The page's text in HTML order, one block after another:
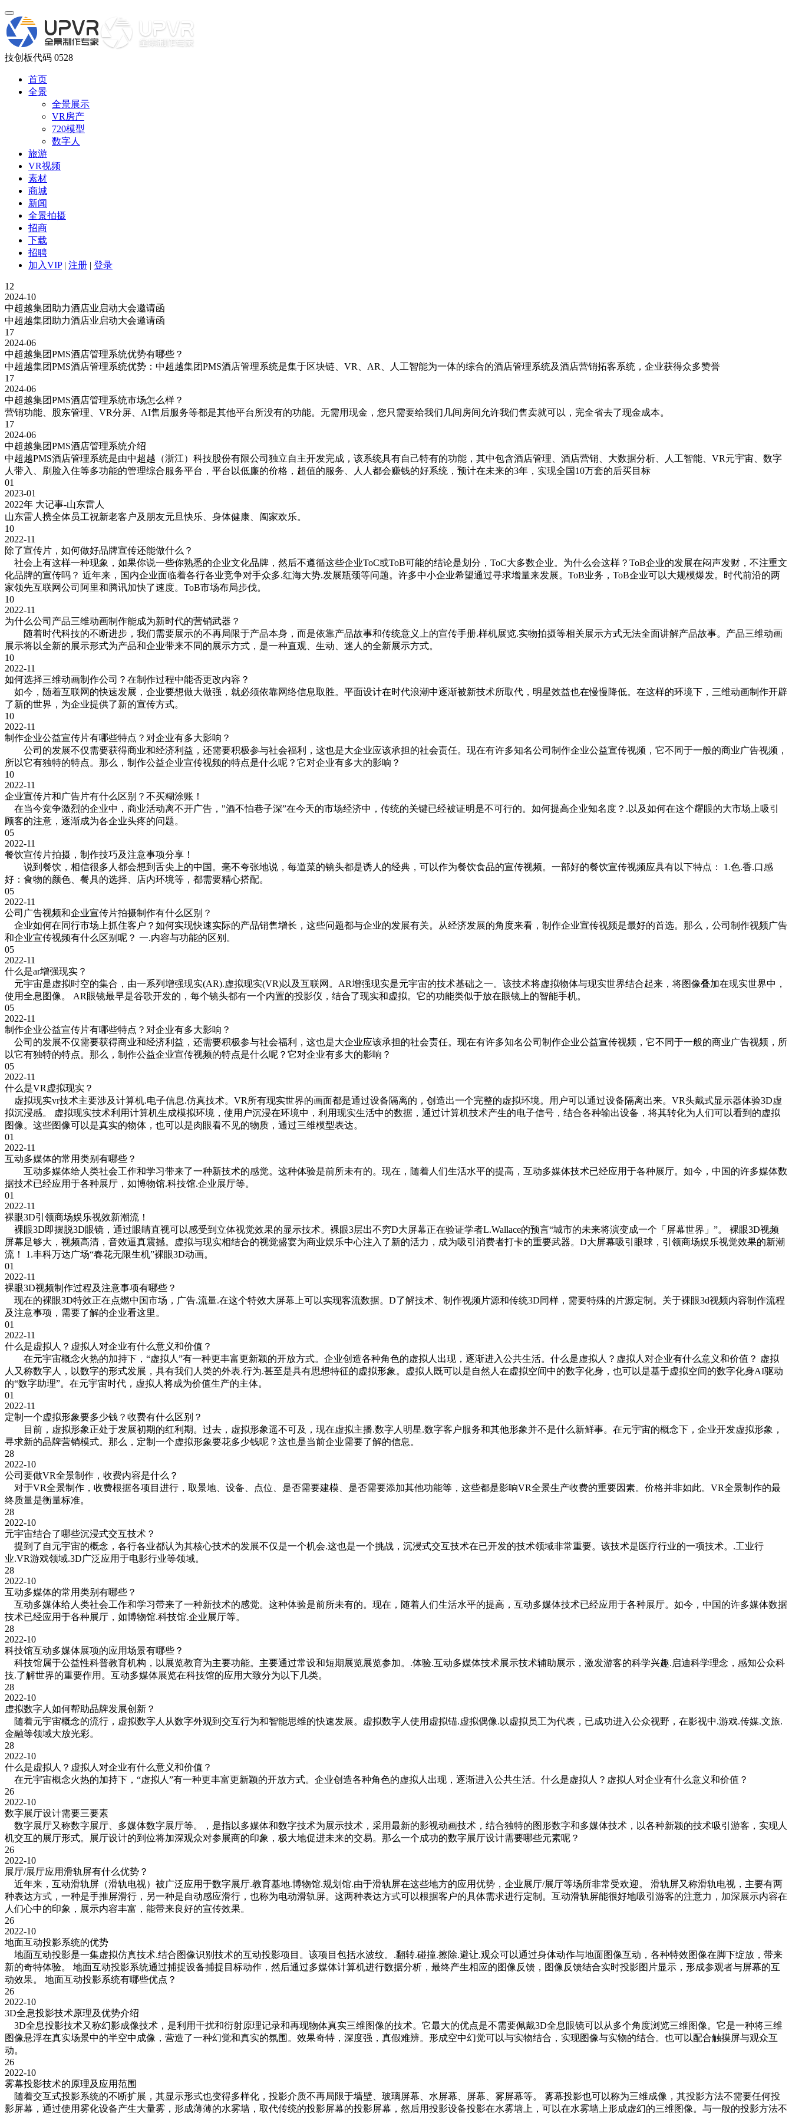
技创板代码 0528
首页
全景
全景展示
VR房产
720模型
数字人
旅游
VR视频
素材
商城
新闻
全景拍摄
招商
下载
招聘
加入VIP | 注册 | 登录
12
2024-10
中超越集团助力酒店业启动大会邀请函
中超越集团助力酒店业启动大会邀请函
17
2024-06
中超越集团PMS酒店管理系统优势有哪些？
中超越集团PMS酒店管理系统优势：中超越集团PMS酒店管理系统是集于区块链、VR、AR、人工智能为一体的综合的酒店管理系统及酒店营销拓客系统，企业获得众多赞誉
17
2024-06
中超越集团PMS酒店管理系统市场怎么样？
营销功能、股东管理、VR分屏、AI售后服务等都是其他平台所没有的功能。无需用现金，您只需要给我们几间房间允许我们售卖就可以，完全省去了现金成本。
17
2024-06
中超越集团PMS酒店管理系统介绍
中超越PMS酒店管理系统是由中超越（浙江）科技股份有限公司独立自主开发完成，该系统具有自己特有的功能，其中包含酒店管理、酒店营销、大数据分析、人工智能、VR元宇宙、数字
人带入、刷脸入住等多功能的管理综合服务平台，平台以低廉的价格，超值的服务、人人都会赚钱的好系统，预计在未来的3年，实现全国10万套的后买目标
01
2023-01
2022年 大记事-山东雷人
山东雷人携全体员工祝新老客户及朋友元旦快乐、身体健康、阖家欢乐。
10
2022-11
除了宣传片，如何做好品牌宣传还能做什么？
社会上有这样一种现象，如果你说一些你熟悉的企业文化品牌，然后不遵循这些企业ToC或ToB可能的结论是划分，ToC大多数企业。为什么会这样？ToB企业的发展在闷声发财，不注重文
化品牌的宣传吗？ 近年来，国内企业面临着各行各业竞争对手众多.红海大势.发展瓶颈等问题。许多中小企业希望通过寻求增量来发展。ToB业务，ToB企业可以大规模爆发。时代前沿的两
家领先互联网公司阿里和腾讯加快了速度。ToB市场布局步伐。
10
2022-11
为什么公司产品三维动画制作能成为新时代的营销武器？
随着时代科技的不断进步，我们需要展示的不再局限于产品本身，而是依靠产品故事和传统意义上的宣传手册.样机展览.实物拍摄等相关展示方式无法全面讲解产品故事。产品三维动画
展示将以全新的展示形式为产品和企业带来不同的展示方式，是一种直观、生动、迷人的全新展示方式。
10
2022-11
如何选择三维动画制作公司？在制作过程中能否更改内容？
如今，随着互联网的快速发展，企业要想做大做强，就必须依靠网络信息取胜。平面设计在时代浪潮中逐渐被新技术所取代，明星效益也在慢慢降低。在这样的环境下，三维动画制作开辟
了新的世界，为企业提供了新的宣传方式。
10
2022-11
制作企业公益宣传片有哪些特点？对企业有多大影响？
公司的发展不仅需要获得商业和经济利益，还需要积极参与社会福利，这也是大企业应该承担的社会责任。现在有许多知名公司制作企业公益宣传视频，它不同于一般的商业广告视频，
所以它有独特的特点。那么，制作公益企业宣传视频的特点是什么呢？它对企业有多大的影响？
10
2022-11
企业宣传片和广告片有什么区别？不买糊涂账！
在当今竞争激烈的企业中，商业活动离不开广告，"酒不怕巷子深”在今天的市场经济中，传统的关键已经被证明是不可行的。如何提高企业知名度？.以及如何在这个耀眼的大市场上吸引
顾客的注意，逐渐成为各企业头疼的问题。
05
2022-11
餐饮宣传片拍摄，制作技巧及注意事项分享！
说到餐饮，相信很多人都会想到舌尖上的中国。毫不夸张地说，每道菜的镜头都是诱人的经典，可以作为餐饮食品的宣传视频。一部好的餐饮宣传视频应具有以下特点： 1.色.香.口感
好：食物的颜色、餐具的选择、店内环境等，都需要精心搭配。
05
2022-11
公司广告视频和企业宣传片拍摄制作有什么区别？
企业如何在同行市场上抓住客户？如何实现快速实际的产品销售增长，这些问题都与企业的发展有关。从经济发展的角度来看，制作企业宣传视频是最好的首选。那么，公司制作视频广告
和企业宣传视频有什么区别呢？ 一.内容与功能的区别。
05
2022-11
什么是ar增强现实？
元宇宙是虚拟时空的集合，由一系列增强现实(AR).虚拟现实(VR)以及互联网。AR增强现实是元宇宙的技术基础之一。该技术将虚拟物体与现实世界结合起来，将图像叠加在现实世界中，
使用全息图像。 AR眼镜最早是谷歌开发的，每个镜头都有一个内置的投影仪，结合了现实和虚拟。它的功能类似于放在眼镜上的智能手机。
05
2022-11
制作企业公益宣传片有哪些特点？对企业有多大影响？
公司的发展不仅需要获得商业和经济利益，还需要积极参与社会福利，这也是大企业应该承担的社会责任。现在有许多知名公司制作企业公益宣传视频，它不同于一般的商业广告视频，所
以它有独特的特点。那么，制作公益企业宣传视频的特点是什么呢？它对企业有多大的影响？
05
2022-11
什么是VR虚拟现实？
虚拟现实vr技术主要涉及计算机.电子信息.仿真技术。VR所有现实世界的画面都是通过设备隔离的，创造出一个完整的虚拟环境。用户可以通过设备隔离出来。VR头戴式显示器体验3D虚
拟沉浸感。 虚拟现实技术利用计算机生成模拟环境，使用户沉浸在环境中，利用现实生活中的数据，通过计算机技术产生的电子信号，结合各种输出设备，将其转化为人们可以看到的虚拟
图像。这些图像可以是真实的物体，也可以是肉眼看不见的物质，通过三维模型表达。
01
2022-11
互动多媒体的常用类别有哪些？
互动多媒体给人类社会工作和学习带来了一种新技术的感觉。这种体验是前所未有的。现在，随着人们生活水平的提高，互动多媒体技术已经应用于各种展厅。如今，中国的许多媒体数
据技术已经应用于各种展厅，如博物馆.科技馆.企业展厅等。
01
2022-11
裸眼3D引领商场娱乐视效新潮流！
裸眼3D即摆脱3D眼镜，通过眼睛直视可以感受到立体视觉效果的显示技术。裸眼3层出不穷D大屏幕正在验证学者L.Wallace的预言“城市的未来将演变成一个「屏幕世界」”。 裸眼3D视频
屏幕足够大，视频高清，音效逼真震撼。虚拟与现实相结合的视觉盛宴为商业娱乐中心注入了新的活力，成为吸引消费者打卡的重要武器。D大屏幕吸引眼球，引领商场娱乐视觉效果的新潮
流！ 1.丰科万达广场“春花无限生机”裸眼3D动画。
01
2022-11
裸眼3D视频制作过程及注意事项有哪些？
现在的裸眼3D特效正在点燃中国市场，广告.流量.在这个特效大屏幕上可以实现客流数据。D了解技术、制作视频片源和传统3D同样，需要特殊的片源定制。关于裸眼3d视频内容制作流程
及注意事项，需要了解的企业看这里。
01
2022-11
什么是虚拟人？虚拟人对企业有什么意义和价值？
在元宇宙概念火热的加持下，“虚拟人”有一种更丰富更新颖的开放方式。企业创造各种角色的虚拟人出现，逐渐进入公共生活。什么是虚拟人？虚拟人对企业有什么意义和价值？ 虚拟
人又称数字人，以数字的形式发展，具有我们人类的外表.行为.甚至是具有思想特征的虚拟形象。虚拟人既可以是自然人在虚拟空间中的数字化身，也可以是基于虚拟空间的数字化身AI驱动
的“数字助理”。在元宇宙时代，虚拟人将成为价值生产的主体。
01
2022-11
定制一个虚拟形象要多少钱？收费有什么区别？
目前，虚拟形象正处于发展初期的红利期。过去，虚拟形象遥不可及，现在虚拟主播.数字人明星.数字客户服务和其他形象并不是什么新鲜事。在元宇宙的概念下，企业开发虚拟形象，
寻求新的品牌营销模式。那么，定制一个虚拟形象要花多少钱呢？这也是当前企业需要了解的信息。
28
2022-10
公司要做VR全景制作，收费内容是什么？
对于VR全景制作，收费根据各项目进行，取景地、设备、点位、是否需要建模、是否需要添加其他功能等，这些都是影响VR全景生产收费的重要因素。价格并非如此。VR全景制作的最
终质量是衡量标准。
28
2022-10
元宇宙结合了哪些沉浸式交互技术？
提到了自元宇宙的概念，各行各业都认为其核心技术的发展不仅是一个机会.这也是一个挑战，沉浸式交互技术在已开发的技术领域非常重要。该技术是医疗行业的一项技术。.工业行
业.VR游戏领域.3D广泛应用于电影行业等领域。
28
2022-10
互动多媒体的常用类别有哪些？
互动多媒体给人类社会工作和学习带来了一种新技术的感觉。这种体验是前所未有的。现在，随着人们生活水平的提高，互动多媒体技术已经应用于各种展厅。如今，中国的许多媒体数据
技术已经应用于各种展厅，如博物馆.科技馆.企业展厅等。
28
2022-10
科技馆互动多媒体展项的应用场景有哪些？
科技馆属于公益性科普教育机构，以展览教育为主要功能。主要通过常设和短期展览展览参加。.体验.互动多媒体技术展示技术辅助展示，激发游客的科学兴趣.启迪科学理念，感知公众科
技.了解世界的重要作用。互动多媒体展览在科技馆的应用大致分为以下几类。
28
2022-10
虚拟数字人如何帮助品牌发展创新？
随着元宇宙概念的流行，虚拟数字人从数字外观到交互行为和智能思维的快速发展。虚拟数字人使用虚拟锚.虚拟偶像.以虚拟员工为代表，已成功进入公众视野，在影视中.游戏.传媒.文旅.
金融等领域大放光彩。
28
2022-10
什么是虚拟人？虚拟人对企业有什么意义和价值？
在元宇宙概念火热的加持下，“虚拟人”有一种更丰富更新颖的开放方式。企业创造各种角色的虚拟人出现，逐渐进入公共生活。什么是虚拟人？虚拟人对企业有什么意义和价值？
26
2022-10
数字展厅设计需要三要素
数字展厅又称数字展厅、多媒体数字展厅等。，是指以多媒体和数字技术为展示技术，采用最新的影视动画技术，结合独特的图形数字和多媒体技术，以各种新颖的技术吸引游客，实现人
机交互的展厅形式。展厅设计的到位将加深观众对参展商的印象，极大地促进未来的交易。那么一个成功的数字展厅设计需要哪些元素呢？
26
2022-10
展厅/展厅应用滑轨屏有什么优势？
近年来，互动滑轨屏（滑轨电视）被广泛应用于数字展厅.教育基地.博物馆.规划馆.由于滑轨屏在这些地方的应用优势，企业展厅/展厅等场所非常受欢迎。 滑轨屏又称滑轨电视，主要有两
种表达方式，一种是手推屏滑行，另一种是自动感应滑行，也称为电动滑轨屏。这两种表达方式可以根据客户的具体需求进行定制。互动滑轨屏能很好地吸引游客的注意力，加深展示内容在
人们心中的印象，展示内容丰富，能带来良好的宣传效果。
26
2022-10
地面互动投影系统的优势
地面互动投影是一集虚拟仿真技术.结合图像识别技术的互动投影项目。该项目包括水波纹。.翻转.碰撞.擦除.避让.观众可以通过身体动作与地面图像互动，各种特效图像在脚下绽放，带来
新的奇特体验。 地面互动投影系统通过捕捉设备捕捉目标动作，然后通过多媒体计算机进行数据分析，最终产生相应的图像反馈，图像反馈结合实时投影图片显示，形成参观者与屏幕的互
动效果。 地面互动投影系统有哪些优点？
26
2022-10
3D全息投影技术原理及优势介绍
3D全息投影技术又称幻影成像技术，是利用干扰和衍射原理记录和再现物体真实三维图像的技术。它最大的优点是不需要佩戴3D全息眼镜可以从多个角度浏览三维图像。它是一种将三维
图像悬浮在真实场景中的半空中成像，营造了一种幻觉和真实的氛围。效果奇特，深度强，真假难辨。形成空中幻觉可以与实物结合，实现图像与实物的结合。也可以配合触摸屏与观众互
动。
26
2022-10
雾幕投影技术的原理及应用范围
随着交互式投影系统的不断扩展，其显示形式也变得多样化，投影介质不再局限于墙壁、玻璃屏幕、水屏幕、屏幕、雾屏幕等。 雾幕投影也可以称为三维成像，其投影方法不需要任何投
影屏幕，通过使用雾化设备产生大量雾，形成薄薄的水雾墙，取代传统的投影屏幕的投影屏幕，然后用投影设备投影在水雾墙上，可以在水雾墙上形成虚幻的三维图像。与一般的投影方法不